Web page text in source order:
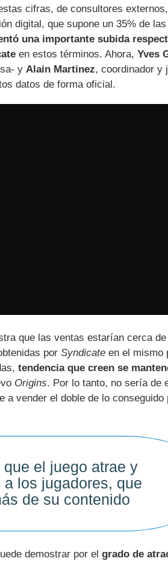
cifras, de consultores
digital, que supone un 35% de
una importante subida
en estos términos. Ahora, Yves
y Alain Martinez, coordinador y
datos de forma oficial.
que las ventas estarían cerca
por Syndicate en el mismo
tendencia que creen se
Origins. Por lo tanto, no sería de
a vender el doble de lo conseguido
que el juego atrae y
los jugadores, que
de su contenido
demostrar por el grado de